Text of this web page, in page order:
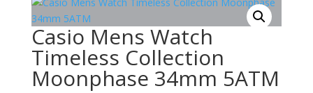
Casio Mens Watch
Timeless Collection
Moonphase 34mm 5ATM